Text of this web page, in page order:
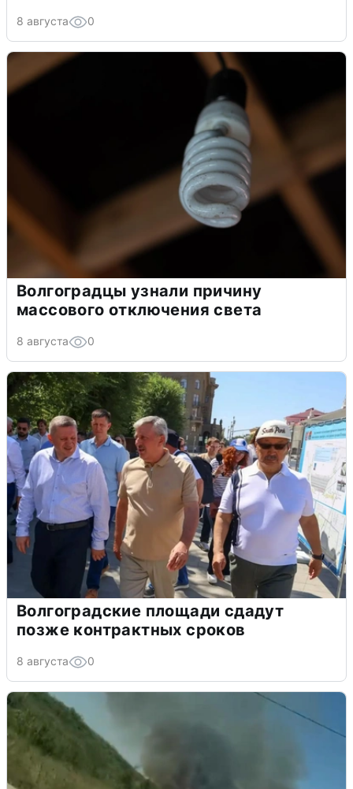
8 августа 0
Волгоградцы узнали причину
массового отключения света
8 августа 0
Волгоградские площади сдадут
позже контрактных сроков
8 августа 0